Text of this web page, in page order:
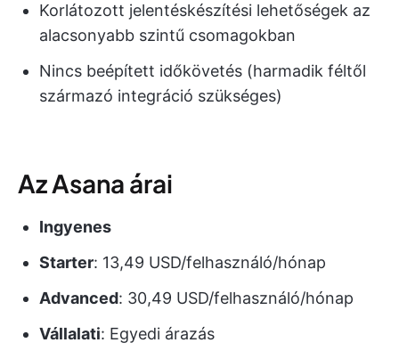
Korlátozott jelentéskészítési lehetőségek az
alacsonyabb szintű csomagokban
Nincs beépített időkövetés (harmadik féltől
származó integráció szükséges)
Az Asana árai
Ingyenes
Starter: 13,49 USD/felhasználó/hónap
Advanced: 30,49 USD/felhasználó/hónap
Vállalati: Egyedi árazás